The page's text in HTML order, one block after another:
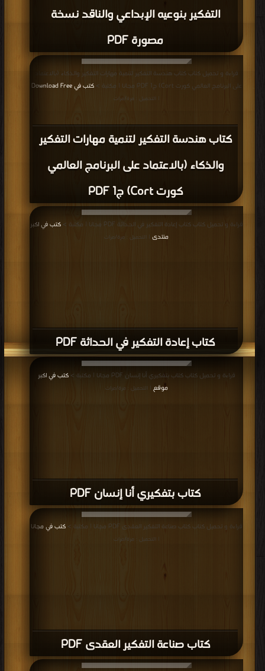
التفكير بنوعيه الإبداعي والناقد نسخة
مصورة PDF
كتاب هندسة التفكير لتنمية مهارات التفكير
والذكاء (بالاعتماد على البرنامج العالمي
كورت Cort) ج1 PDF
قراءة و تحميل كتاب كتاب هندسة التفكير لتنمية مهارات التفكير والذكاء (بالاعتماد
على البرنامج العالمي كورت Cort) ج1 PDF مجانا | مكتبة >
كتب في Download Free
| التحميل : مرة/مرات
كتاب إعادة التفكير في الحداثة PDF
قراءة و تحميل كتاب كتاب إعادة التفكير في الحداثة PDF مجانا | مكتبة >
كتب في اكبر
منتدى
| التحميل : مرة/مرات
كتاب بتفكيري أنا إنسان PDF
قراءة و تحميل كتاب كتاب بتفكيري أنا إنسان PDF مجانا | مكتبة >
كتب في اكبر
موقع
| التحميل : مرة/مرات
كتاب صناعة التفكير العقدى PDF
قراءة و تحميل كتاب كتاب صناعة التفكير العقدى PDF مجانا | مكتبة > كتب في مجانا
| التحميل : مرة/مرات